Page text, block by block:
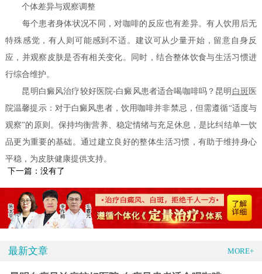
个体差异与观察调整
每个患者身体状况不同，对咖啡的反应也有差异。有人饮用后无
特殊感觉，有人则可能感到不适。建议可从少量开始，留意自身反
应，并观察皮肤是否有相关变化。同时，结合整体饮食与生活习惯进
行综合维护。
昆明白癜风治疗较好医院-白癜风患者适合喝咖啡吗？昆明 白斑 医
院温馨提示：对于白癜风患者，饮用咖啡并非禁忌，但需遵循“适度与
观察”的原则。保持均衡营养、稳定情绪与充足休息，是比纠结单一饮
品更为重要的基础。通过建立良好的整体生活习惯，有助于维持身心
平稳，为皮肤健康提供支持。
下一篇：没有了
最新文章 MORE+